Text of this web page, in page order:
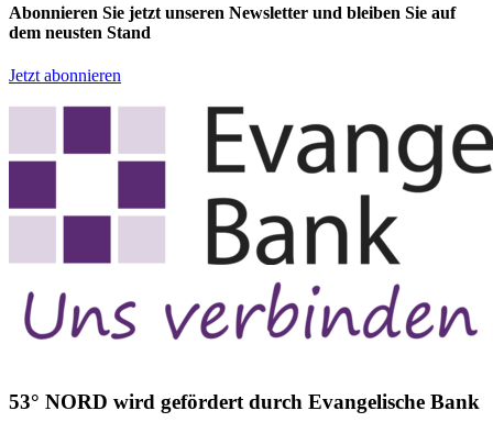
Abonnieren Sie jetzt unseren Newsletter und bleiben Sie auf
dem neusten Stand
Jetzt abonnieren
53° NORD wird gefördert durch Evangelische Bank